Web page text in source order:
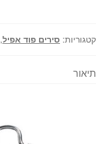
everyday
קטגוריות: סירים פוד אפיל,
תיאור